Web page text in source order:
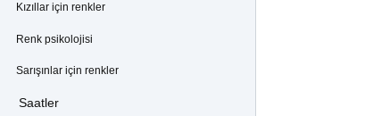
Kızıllar için renkler
Renk psikolojisi
Sarışınlar için renkler
Saatler